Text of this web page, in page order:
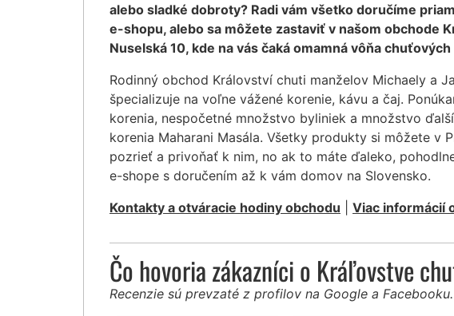
alebo sladké dobroty? Radi vám všetko doručíme
e-shopu, alebo sa môžete zastaviť v našom obchode
Nuselská 10, kde na vás čaká omamná vôňa
Rodinný obchod Království chuti manželov Michaely a
špecializuje na voľne vážené korenie, kávu a čaj.
korenia, nespočetné množstvo byliniek a množstvo
korenia Maharani Masála. Všetky produkty si môžete v
pozrieť a privoňať k nim, no ak to máte ďaleko,
e-shope s doručením až k vám domov na Slovensko.
Kontakty a otváracie hodiny obchodu
Viac informácií
Čo hovoria zákazníci o Kráľovstve
Recenzie sú prevzaté z profilov na Google a